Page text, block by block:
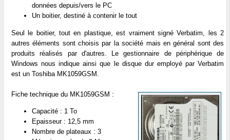
données depuis/vers le PC
Un boitier, destiné à contenir le tout
Seul le boitier, tout en plastique, est vraiment signé Verbatim, les 2
autres éléments sont choisis par la société mais en général sont des
produits réalisés par d'autres. Le gestionnaire de périphérique de
Windows nous indique ainsi que le disque dur employé par Verbatim
est un Toshiba MK1059GSM.
Fiche technique du MK1059GSM :
Capacité : 1 To
Epaisseur : 12,5 mm
Nombre de plateaux : 3